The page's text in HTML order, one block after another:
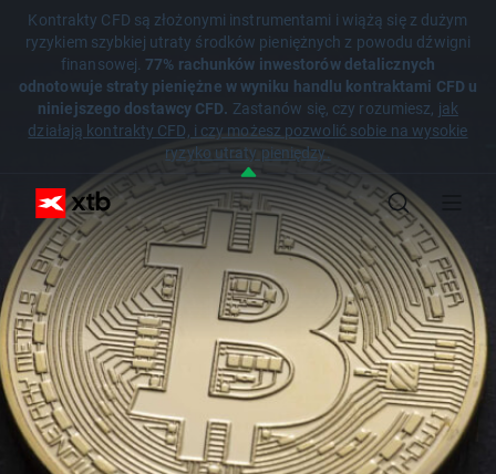
Kontrakty CFD są złożonymi instrumentami i wiążą się z dużym
ryzykiem szybkiej utraty środków pieniężnych z powodu dźwigni
finansowej.77% rachunków inwestorów detalicznych
odnotowuje straty pieniężne w wyniku handlu kontraktami CFD u
niniejszego dostawcy CFD. Zastanów się, czy rozumiesz, jak
działają kontrakty CFD, i czy możesz pozwolić sobie na wysokie
ryzyko utraty pieniędzy.